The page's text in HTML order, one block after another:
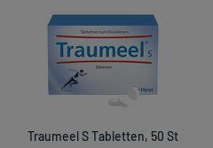
Traumeel S Tabletten, 50 St